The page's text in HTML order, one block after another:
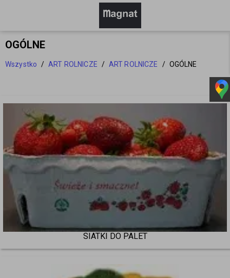
OGÓLNE
Wszystko / ART ROLNICZE / ART ROLNICZE / OGÓLNE
SIATKI DO PALET